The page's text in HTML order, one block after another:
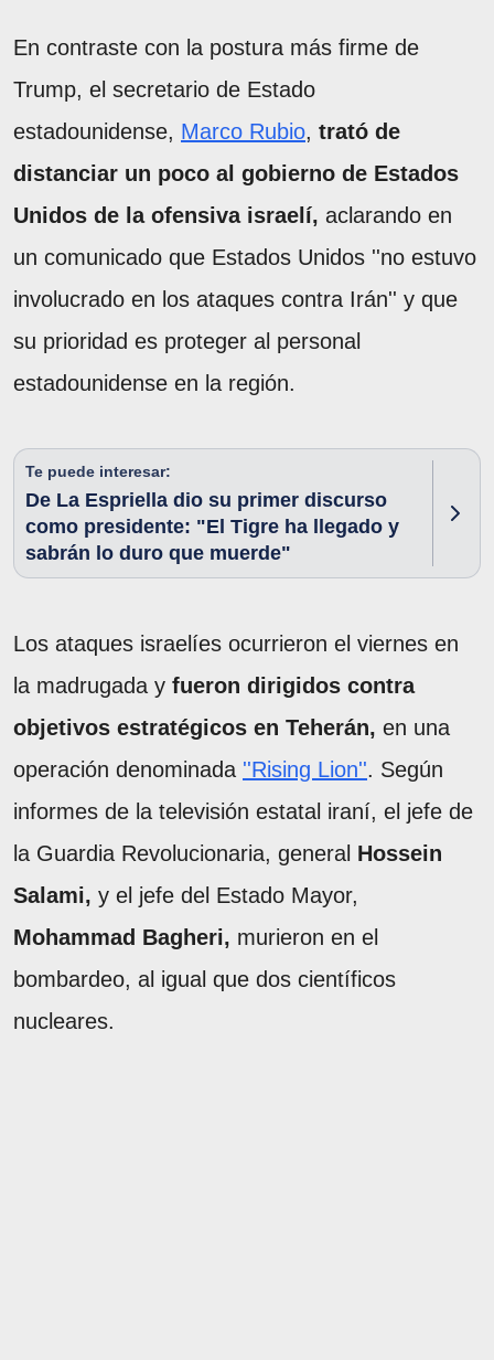
En contraste con la postura más firme de
Trump, el secretario de Estado
estadounidense, Marco Rubio, trató de
distanciar un poco al gobierno de Estados
Unidos de la ofensiva israelí, aclarando en
un comunicado que Estados Unidos ''no estuvo
involucrado en los ataques contra Irán'' y que
su prioridad es proteger al personal
estadounidense en la región.
Te puede interesar:
De La Espriella dio su primer discurso
como presidente: "El Tigre ha llegado y
sabrán lo duro que muerde"
Los ataques israelíes ocurrieron el viernes en
la madrugada y fueron dirigidos contra
objetivos estratégicos en Teherán, en una
operación denominada ''Rising Lion''. Según
informes de la televisión estatal iraní, el jefe de
la Guardia Revolucionaria, general Hossein
Salami, y el jefe del Estado Mayor,
Mohammad Bagheri, murieron en el
bombardeo, al igual que dos científicos
nucleares.